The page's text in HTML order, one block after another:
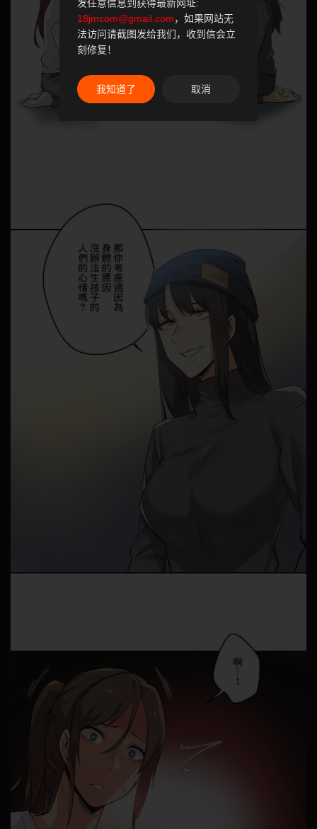
发任意信息到获得最新网址:
18jmcom@gmail.com，如果网站无
法访问请截图发给我们，收到信会立
刻修复！
我知道了 取消